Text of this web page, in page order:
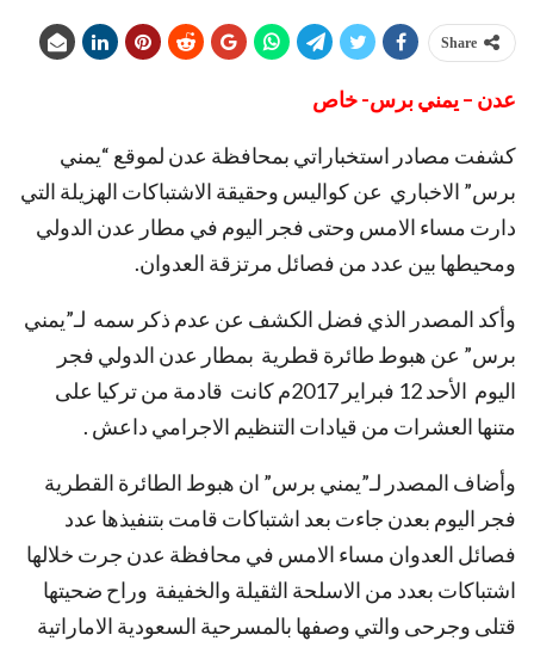
Share
عدن – يمني برس- خاص
كشفت مصادر استخباراتي بمحافظة عدن لموقع “يمني
برس” الاخباري عن كواليس وحقيقة الاشتباكات الهزيلة التي
دارت مساء الامس وحتى فجر اليوم في مطار عدن الدولي
ومحيطها بين عدد من فصائل مرتزقة العدوان.
وأكد المصدر الذي فضل الكشف عن عدم ذكر سمه لـ”يمني
برس” عن هبوط طائرة قطرية بمطار عدن الدولي فجر
اليوم الأحد 12 فبراير 2017م كانت قادمة من تركيا على
متنها العشرات من قيادات التنظيم الاجرامي داعش .
وأضاف المصدر لـ”يمني برس” ان هبوط الطائرة القطرية
فجر اليوم بعدن جاءت بعد اشتباكات قامت بتنفيذها عدد
فصائل العدوان مساء الامس في محافظة عدن جرت خلالها
اشتباكات بعدد من الاسلحة الثقيلة والخفيفة وراح ضحيتها
قتلى وجرحى والتي وصفها بالمسرحية السعودية الاماراتية